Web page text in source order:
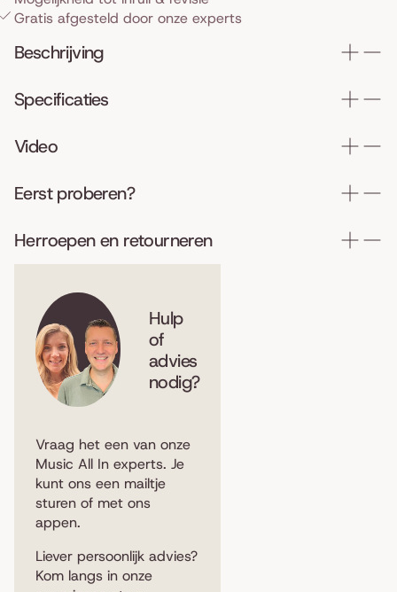
Gratis afgesteld door onze experts
Beschrijving
Specificaties
Video
Eerst proberen?
Herroepen en retourneren
Hulp
of
advies
nodig?
Vraag het een van onze
Music All In experts. Je
kunt ons een mailtje
sturen of met ons
appen.
Liever persoonlijk advies?
Kom langs in onze